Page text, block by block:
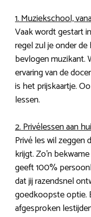
1. Muziekschool,
Vaak wordt gestart
regel zul je onder
bevlogen muzikant.
ervaring van de
is het prijskaartje.
lessen.
2. Privélessen aan
Privé les wil zeggen
krijgt. Zo’n bekwame
geeft 100%
dat jij razendsnel
goedkoopste optie.
afgesproken